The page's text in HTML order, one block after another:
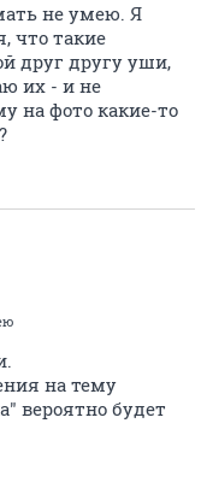
не умею. Я
что такие
друг другу уши,
их - и не
на фото какие-то
на тему
вероятно будет